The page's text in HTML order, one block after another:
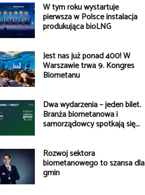
W tym roku wystartuje
pierwsza w Polsce instalacja
produkująca bioLNG
Jest nas już ponad 400! W
Warszawie trwa 9. Kongres
Biometanu
Dwa wydarzenia – jeden bilet.
Branża biometanowa i
samorządowcy spotkają się...
Rozwój sektora
biometanowego to szansa dla
gmin